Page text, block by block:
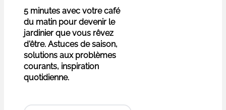
5 minutes avec votre café
du matin pour devenir le
jardinier que vous rêvez
d'être. Astuces de saison,
solutions aux problèmes
courants, inspiration
quotidienne.